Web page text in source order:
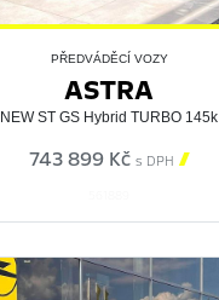
PŘEDVÁDĚCÍ VOZY
ASTRA
NEW ST GS Hybrid TURBO 145k
743 899 Kč s DPH 